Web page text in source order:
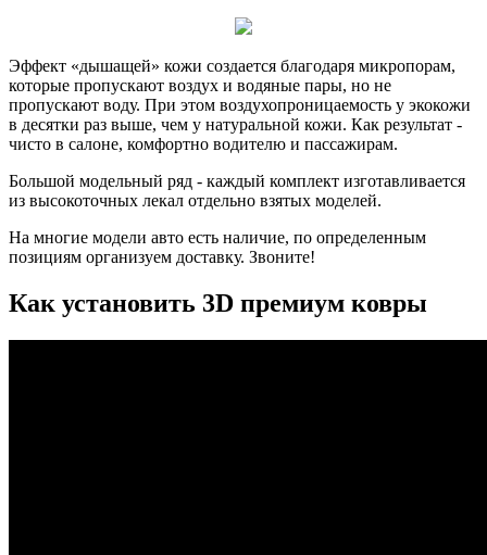
Эффект «дышащей» кожи создается благодаря микропорам,
которые пропускают воздух и водяные пары, но не
пропускают воду. При этом воздухопроницаемость у экокожи
в десятки раз выше, чем у натуральной кожи. Как результат -
чисто в салоне, комфортно водителю и пассажирам.
Большой модельный ряд - каждый комплект изготавливается
из высокоточных лекал отдельно взятых моделей.
На многие модели авто есть наличие, по определенным
позициям организуем доставку. Звоните!
Как установить 3D премиум ковры